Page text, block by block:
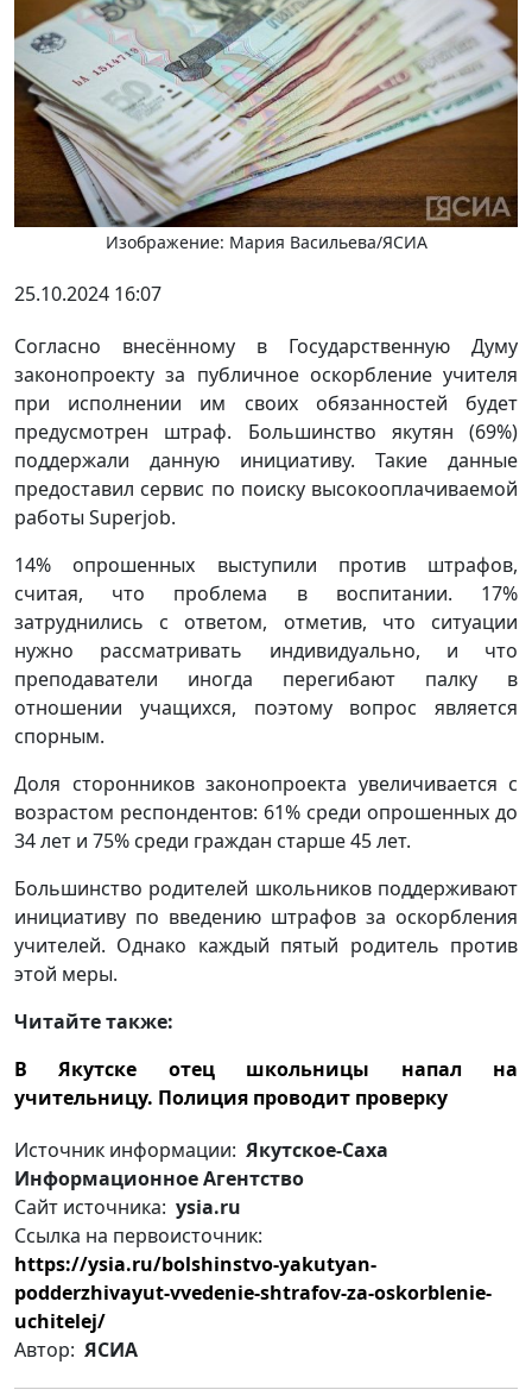
Изображение: Мария Васильева/ЯСИА
25.10.2024 16:07
Согласно внесённому в Государственную Думу
законопроекту за публичное оскорбление учителя
при исполнении им своих обязанностей будет
предусмотрен штраф. Большинство якутян (69%)
поддержали данную инициативу. Такие данные
предоставил сервис по поиску высокооплачиваемой
работы Superjob.
14% опрошенных выступили против штрафов,
считая, что проблема в воспитании. 17%
затруднились с ответом, отметив, что ситуации
нужно рассматривать индивидуально, и что
преподаватели иногда перегибают палку в
отношении учащихся, поэтому вопрос является
спорным.
Доля сторонников законопроекта увеличивается с
возрастом респондентов: 61% среди опрошенных до
34 лет и 75% среди граждан старше 45 лет.
Большинство родителей школьников поддерживают
инициативу по введению штрафов за оскорбления
учителей. Однако каждый пятый родитель против
этой меры.
Читайте также:
В Якутске отец школьницы напал на
учительницу. Полиция проводит проверку
Источник информации: Якутское-Саха
Информационное Агентство
Сайт источника: ysia.ru
Ссылка на первоисточник:
https://ysia.ru/bolshinstvo-yakutyan-
podderzhivayut-vvedenie-shtrafov-za-oskorblenie-
uchitelej/
Автор: ЯСИА